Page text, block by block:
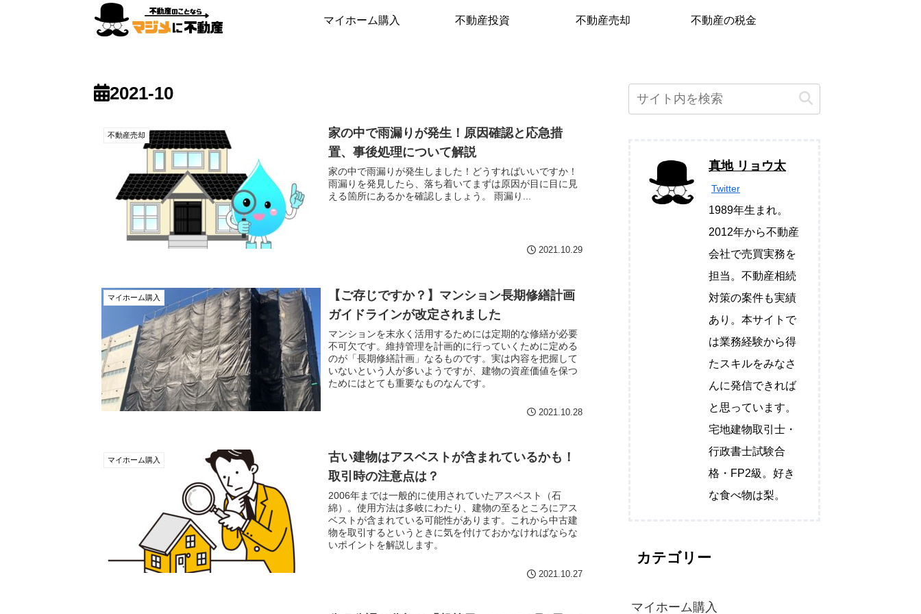
マイホーム購入 不動産投資 不動産売却 不動産の税金
2021-10
不動産売却
家の中で雨漏りが発生！原因確認と応急措
置、事後処理について解説
家の中で雨漏りが発生しました！どうすればいいですか！
雨漏りを発見したら、落ち着いてまずは原因が目に目に見
える箇所にあるかを確認しましょう。 雨漏り...
2021.10.29
マイホーム購入
【ご存じですか？】マンション長期修繕計画
ガイドラインが改定されました
マンションを末永く活用するためには定期的な修繕が必要
不可欠です。維持管理を計画的に行っていくために定める
のが「長期修繕計画」なるものです。実は内容を把握して
いないという人が多いようですが、建物の資産価値を保つ
ためにはとても重要なものなんです。
2021.10.28
マイホーム購入
古い建物はアスベストが含まれているかも！
取引時の注意点は？
2006年までは一般的に使用されていたアスベスト（石
綿）。使用方法は多岐にわたり、建物の至るところにアス
ベストが含まれている可能性があります。これから中古建
物を取引するというときに気を付けておかなければならな
いポイントを解説します。
2021.10.27
真地 リョウ太
Twitter
1989年生まれ。
2012年から不動産
会社で売買実務を
担当。不動産相続
対策の案件も実績
あり。本サイトで
は業務経験から得
たスキルをみなさ
んに発信できれば
と思っています。
宅地建物取引士・
行政書士試験合
格・FP2級。好き
な食べ物は梨。
カテゴリー
マイホーム購入